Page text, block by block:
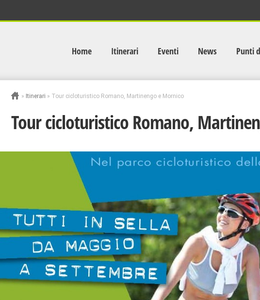
Home Itinerari Eventi News Punti
» Itinerari » Tour cicloturistico Romano, Martinengo e Mornico
Tour cicloturistico Romano,